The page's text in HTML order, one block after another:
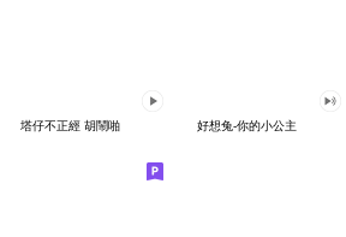
塔仔不正經 胡鬧啪 好想兔-你的小公主